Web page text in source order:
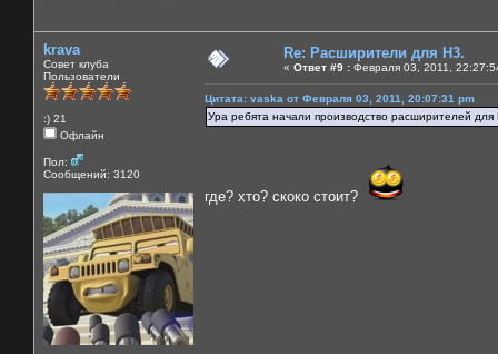
krava
Совет клуба
Пользователи
:) 21
Офлайн
Пол:
Сообщений: 3120
Re: Расширители для Н3.
« Ответ #9 : Февраля 03, 2011,
Цитата: vaska от Февраля 03, 2011, 20:07:31 pm
Ура ребята начали производство расширителей
где? хто? скоко стоит?